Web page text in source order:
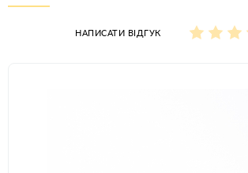
НАПИСАТИ ВІДГУК